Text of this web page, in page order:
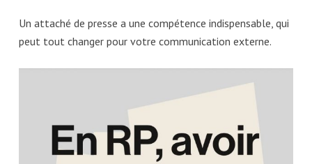
Un attaché de presse a une compétence indispensable, qui
peut tout changer pour votre communication externe.